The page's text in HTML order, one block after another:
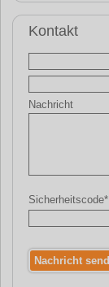
Kontakt
Nachricht
Sicherheitscode*